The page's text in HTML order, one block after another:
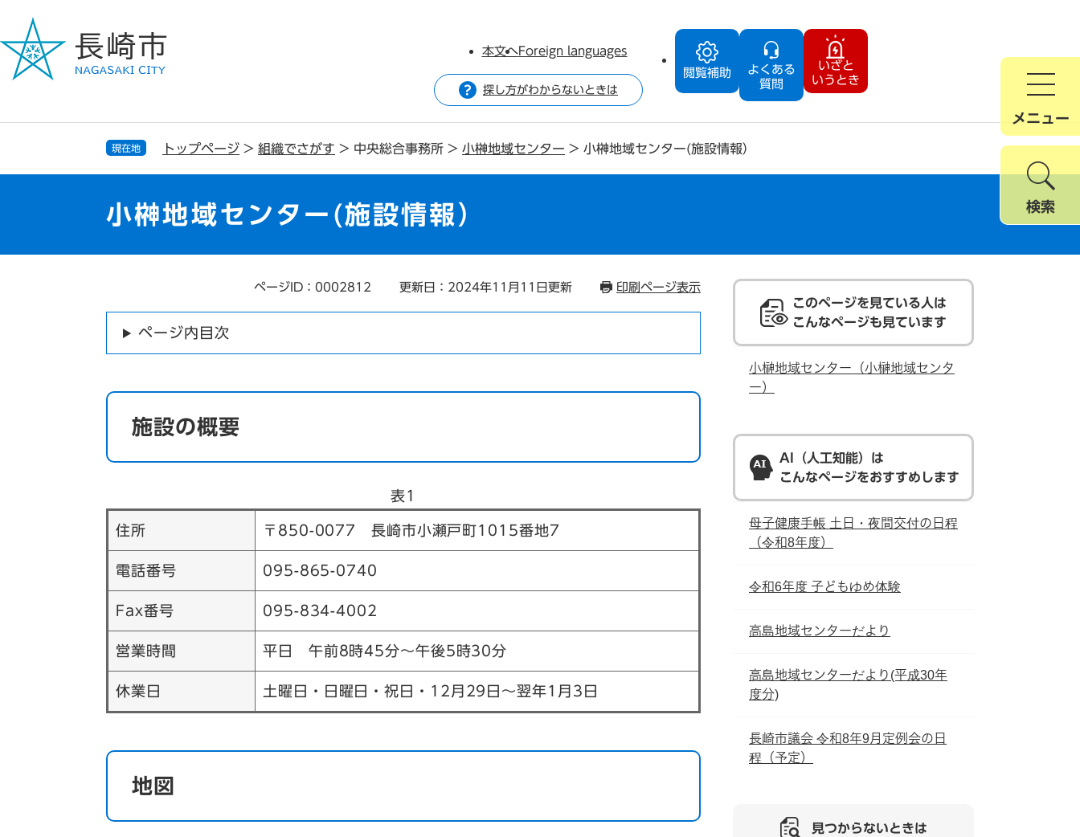
ジ
で
ュ
ば
閲覧補助
よくある
質問
いざと
いうとき
本文へForeign languages
探し方がわからないときは
メニュー
検索
現在地 トップページ > 組織でさがす > 中央総合事務所 > 小榊地域センター > 小榊地域センター(施設情報）
小榊地域センター(施設情報）
ページID：0002812 更新日：2024年11月11日更新 印刷ページ表示
ページ内目次
施設の概要
表1
住所 〒850-0077 長崎市小瀬戸町1015番地7
電話番号 095-865-0740
Fax番号 095-834-4002
営業時間 平日 午前8時45分～午後5時30分
休業日 土曜日・日曜日・祝日・12月29日～翌年1月3日
地図
このページを見ている人は
こんなページも見ています
小榊地域センター（小榊地域センタ
ー）
AI（人工知能）は
こんなページをおすすめします
母子健康手帳 土日・夜間交付の日程
（令和8年度）
令和6年度 子どもゆめ体験
高島地域センターだより
高島地域センターだより(平成30年
度分)
長崎市議会 令和8年9月定例会の日
程（予定）
見つからないときは